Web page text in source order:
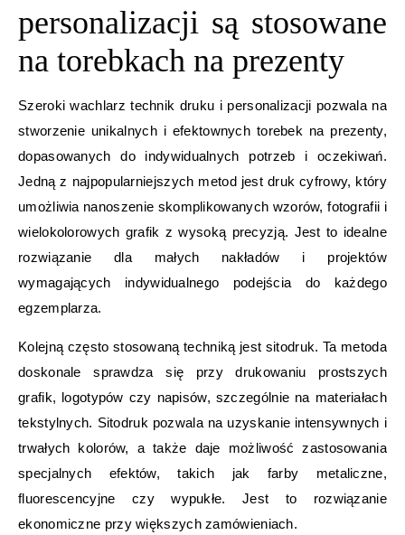
personalizacji są stosowane
na torebkach na prezenty
Szeroki wachlarz technik druku i personalizacji pozwala na
stworzenie unikalnych i efektownych torebek na prezenty,
dopasowanych do indywidualnych potrzeb i oczekiwań.
Jedną z najpopularniejszych metod jest druk cyfrowy, który
umożliwia nanoszenie skomplikowanych wzorów, fotografii i
wielokolorowych grafik z wysoką precyzją. Jest to idealne
rozwiązanie dla małych nakładów i projektów
wymagających indywidualnego podejścia do każdego
egzemplarza.
Kolejną często stosowaną techniką jest sitodruk. Ta metoda
doskonale sprawdza się przy drukowaniu prostszych
grafik, logotypów czy napisów, szczególnie na materiałach
tekstylnych. Sitodruk pozwala na uzyskanie intensywnych i
trwałych kolorów, a także daje możliwość zastosowania
specjalnych efektów, takich jak farby metaliczne,
fluorescencyjne czy wypukłe. Jest to rozwiązanie
ekonomiczne przy większych zamówieniach.